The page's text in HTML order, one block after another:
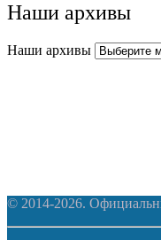
Наши архивы
Наши архивы
© 2014-2026.